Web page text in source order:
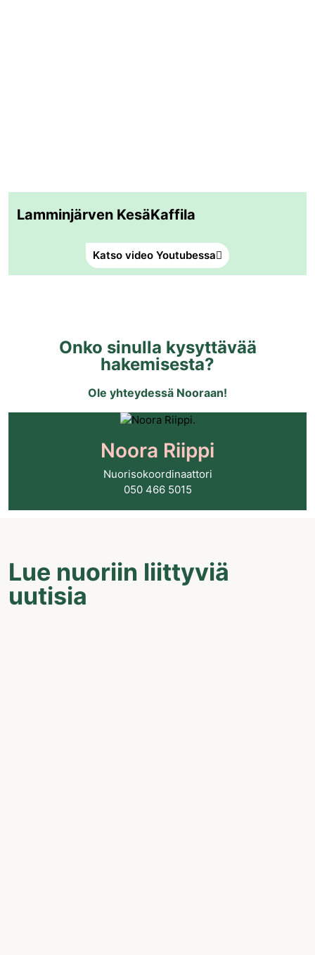
Lamminjärven KesäKaffila
Katso video Youtubessa
Onko sinulla kysyttävää
hakemisesta?
Ole yhteydessä Nooraan!
Noora Riippi
Nuorisokoordinaattori
050 466 5015
Lue nuoriin liittyviä
uutisia